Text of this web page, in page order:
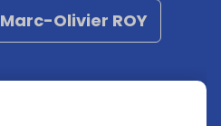
Marc-Olivier ROY